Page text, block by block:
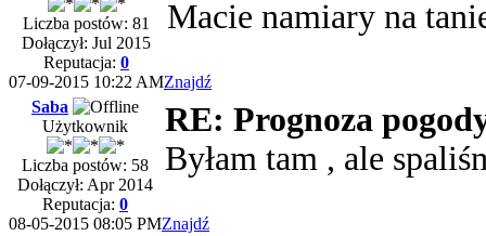
Liczba postów: 81
Dołączył: Jul 2015
Reputacja: 0
Macie namiary na
07-09-2015 10:22 AMZnajdź
Saba
Użytkownik
Liczba postów: 58
Dołączył: Apr 2014
Reputacja: 0
RE: Prognoza
Byłam tam , ale
08-05-2015 08:05 PMZnajdź